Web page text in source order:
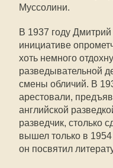
Муссолини.
В 1937 году
инициативе
хоть немного
разведывательной
смены обличий. В
арестовали,
английской
разведчик, столько
вышел только в
он посвятил